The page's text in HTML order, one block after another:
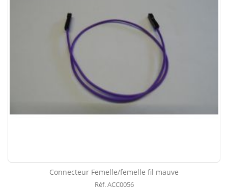
Connecteur Femelle/femelle fil mauve
Réf. ACC0056